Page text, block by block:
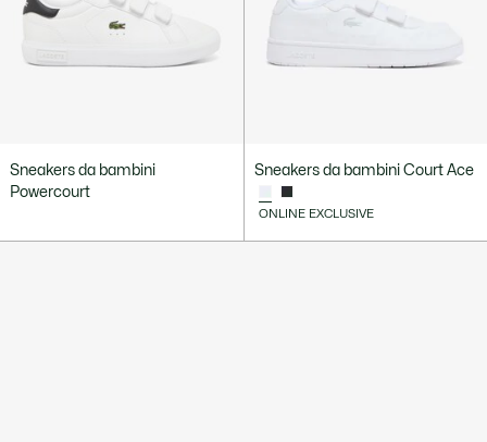
Sneakers da bambini
Powercourt
Sneakers da bambini Court Ace
ONLINE EXCLUSIVE